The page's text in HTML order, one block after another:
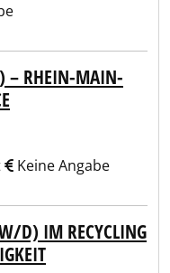
– RHEIN-MAIN-
Keine Angabe
D) IM RECYCLING